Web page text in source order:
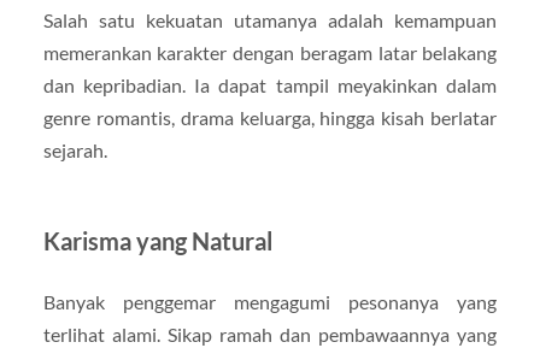
Salah satu kekuatan utamanya adalah kemampuan
memerankan karakter dengan beragam latar belakang
dan kepribadian. Ia dapat tampil meyakinkan dalam
genre romantis, drama keluarga, hingga kisah berlatar
sejarah.
Karisma yang Natural
Banyak penggemar mengagumi pesonanya yang
terlihat alami. Sikap ramah dan pembawaannya yang